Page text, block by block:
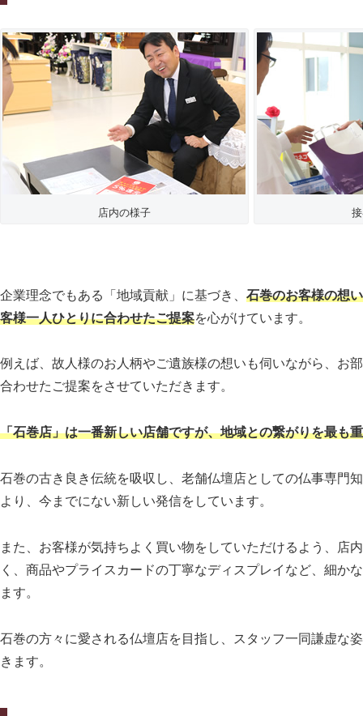
店内の様子
企業理念でもある「地域貢献」に基づき、 石巻のお客様の想
客様一人ひとりに合わせたご提案を心がけています。
例えば、故人様のお人柄やご遺族様の想いも伺いながら、お
合わせたご提案をさせていただきます。
「石巻店」は一番新しい店舗ですが、地域との繋がりを最も
石巻の古き良き伝統を吸収し、老舗仏壇店としての仏事専門
より、今までにない新しい発信をしています。
また、お客様が気持ちよく買い物をしていただけるよう、店
く、商品やプライスカードの丁寧なディスプレイなど、細か
ます。
石巻の方々に愛される仏壇店を目指し、スタッフ一同謙虚な
きます。